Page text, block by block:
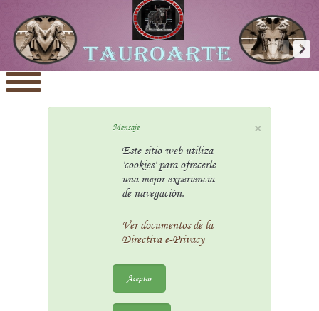
×
Mensaje
Este sitio web utiliza
'cookies' para ofrecerle
una mejor experiencia
de navegación.
Ver documentos de la
Directiva e-Privacy
Aceptar